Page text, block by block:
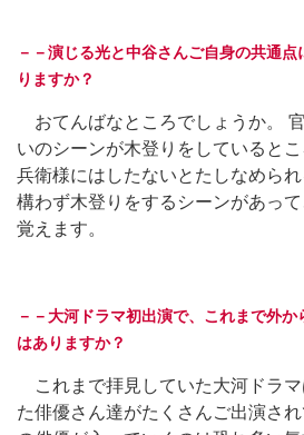
－－演じる光と中谷さんご自身の共通
りますか？
おてんばなところでしょうか。
いのシーンが木登りをしていると
兵衛様にはしたないとたしなめら
構わず木登りをするシーンがあっ
覚えます。
－－大河ドラマ初出演で、これまで外
はありますか？
これまで拝見していた大河ドラ
た俳優さん達がたくさんご出演さ